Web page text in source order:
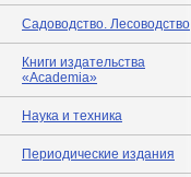
Садоводство. Лесоводство
Книги издательства
«Academia»
Наука и техника
Периодические издания